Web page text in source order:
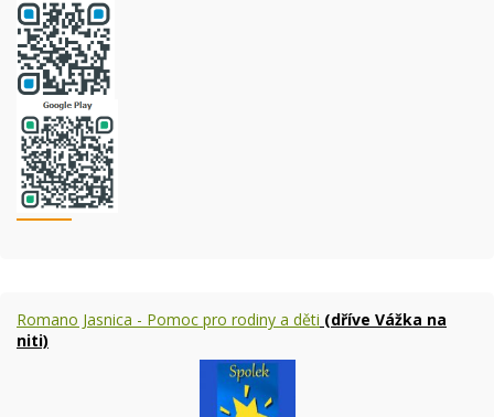
Romano Jasnica - Pomoc pro rodiny a děti (dříve Vážka na
niti)